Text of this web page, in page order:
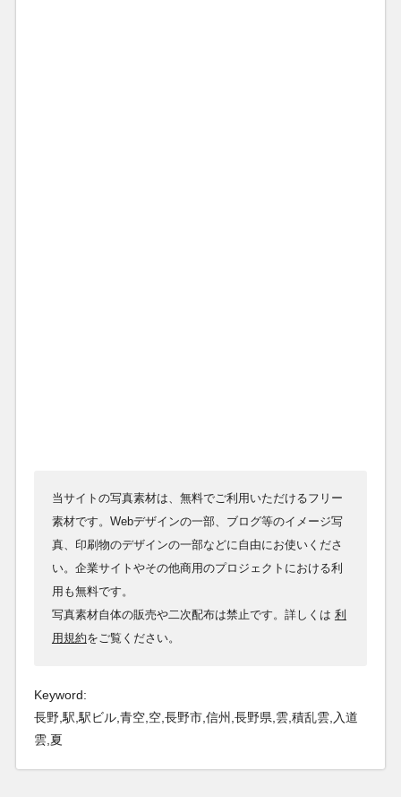
当サイトの写真素材は、無料でご利用いただけるフリー
素材です。Webデザインの一部、ブログ等のイメージ写
真、印刷物のデザインの一部などに自由にお使いくださ
い。企業サイトやその他商用のプロジェクトにおける利
用も無料です。
写真素材自体の販売や二次配布は禁止です。詳しくは 利
用規約をご覧ください。
Keyword:
長野,駅,駅ビル,青空,空,長野市,信州,長野県,雲,積乱雲,入道
雲,夏